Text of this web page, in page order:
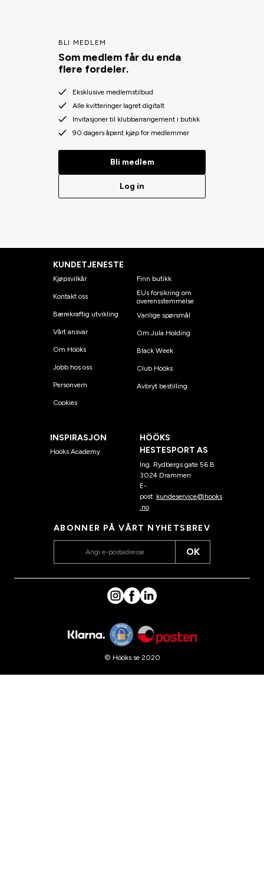
BLI MEDLEM
Som medlem får du enda
flere fordeler.
Eksklusive medlemstilbud
Alle kvitteringer lagret digitalt
Invitasjoner til klubbarrangement i butikk
90 dagers åpent kjøp for medlemmer
Bli medlem
Log in
KUNDETJENESTE
Kjøpsvilkår
Kontakt oss
Bærekraftig utvikling
Vårt ansvar
Om Hööks
Jobb hos oss
Personvern
Cookies
Finn butikk
EUs forsikring om
overensstemmelse
Vanlige spørsmål
Om Jula Holding
Black Week
Club Hööks
Avbryt bestilling
INSPIRASJON
Hööks Academy
HÖÖKS
HESTESPORT AS
Ing. Rydbergs gate 56 B
3024 Drammen
E-
post: kundeservice@hooks
.no
ABONNER PÅ VÅRT NYHETSBREV
OK
© Hööks.se 2020